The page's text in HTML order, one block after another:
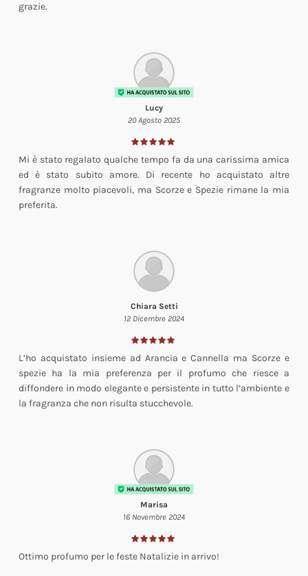
grazie.
Lucy
20 Agosto 2025
Mi è stato regalato qualche tempo fa da una carissima amica
ed è stato subito amore. Di recente ho acquistato altre
fragranze molto piacevoli, ma Scorze e Spezie rimane la mia
preferita.
Chiara Setti
12 Dicembre 2024
L’ho acquistato insieme ad Arancia e Cannella ma Scorze e
spezie ha la mia preferenza per il profumo che riesce a
diffondere in modo elegante e persistente in tutto l’ambiente e
la fragranza che non risulta stucchevole.
Marisa
16 Novembre 2024
Ottimo profumo per le feste Natalizie in arrivo!